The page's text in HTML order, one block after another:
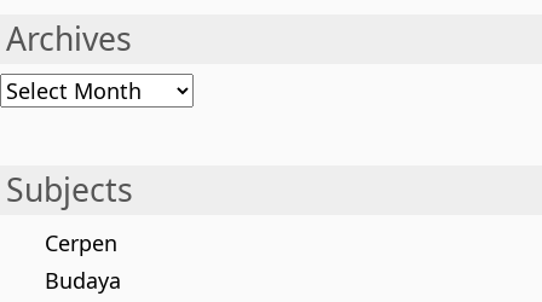
Archives
Archives
Subjects
Cerpen
Budaya